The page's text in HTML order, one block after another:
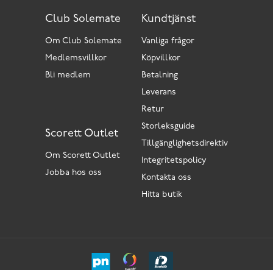
Kundtjänst
Vanliga frågor
Köpvillkor
Betalning
Leverans
Retur
Storleksguide
Tillgänglighetsdirektiv
Integritetspolicy
Kontakta oss
Hitta butik
Scorett Outlet
Om Scorett Outlet
Jobba hos oss
Club Solemate
Om Club Solemate
Medlemsvillkor
Bli medlem